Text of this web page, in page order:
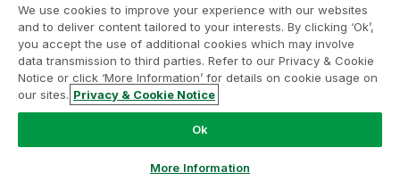
que esté ubicada su aplicación.
Requisitos para aplicaciones en espacios
compartidos
Necesita el accesoPuede editaren el espacio, para
poder realizar las siguientes acciones en una tarea
de informe desde la aplicación:
We use cookies to improve your experience with our websites
and to deliver content tailored to your interests. By clicking ‘Ok’,
you accept the use of additional cookies which may involve
data transmission to third parties. Refer to our Privacy & Cookie
Notice or click ‘More Information’ for details on cookie usage on
our sites. Privacy & Cookie Notice
Ok
More Information